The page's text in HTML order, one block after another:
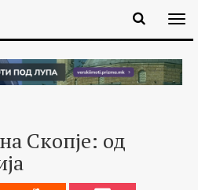
Скопје: од